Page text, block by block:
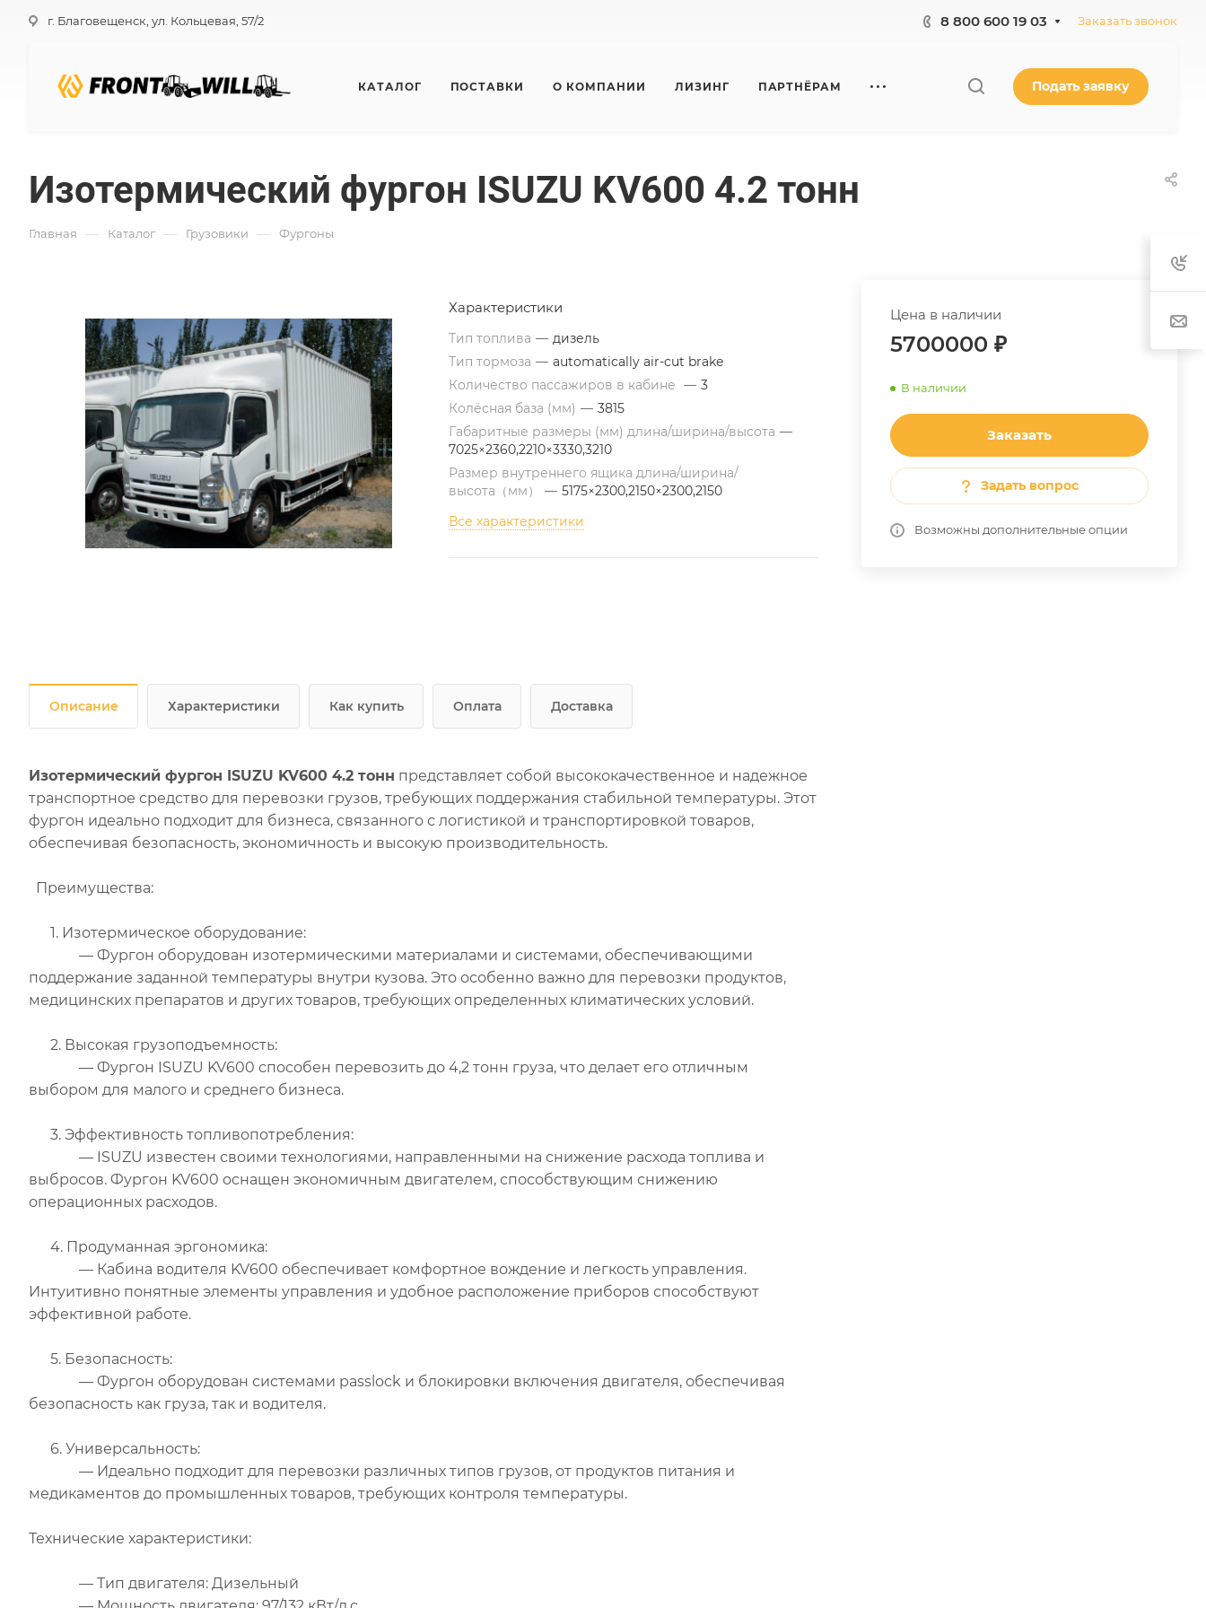
г. Благовещенск, ул. Кольцевая, 57/2 8 800 600 19 03 Заказать звонок
КАТАЛОГ ПОСТАВКИ О КОМПАНИИ ЛИЗИНГ ПАРТНЁРАМ Подать заявку
Изотермический фургон ISUZU KV600 4.2 тонн
Главная — Каталог — Грузовики — Фургоны
Цена в наличии
5700000 ₽
В наличии
Заказать
Задать вопрос
Возможны дополнительные опции
Характеристики
Тип топлива — дизель
Тип тормоза — automatically air-cut brake
Количество пассажиров в кабине — 3
Колёсная база (мм) — 3815
Габаритные размеры (мм) длина/ширина/высота —
7025×2360,2210×3330,3210
Размер внутреннего ящика длина/ширина/
высота（мм） — 5175×2300,2150×2300,2150
Все характеристики
Описание Характеристики Как купить Оплата Доставка
Изотермический фургон ISUZU KV600 4.2 тонн представляет собой высококачественное и надежное
транспортное средство для перевозки грузов, требующих поддержания стабильной температуры. Этот
фургон идеально подходит для бизнеса, связанного с логистикой и транспортировкой товаров,
обеспечивая безопасность, экономичность и высокую производительность.
Преимущества:
1. Изотермическое оборудование:
— Фургон оборудован изотермическими материалами и системами, обеспечивающими
поддержание заданной температуры внутри кузова. Это особенно важно для перевозки продуктов,
медицинских препаратов и других товаров, требующих определенных климатических условий.
2. Высокая грузоподъемность:
— Фургон ISUZU KV600 способен перевозить до 4,2 тонн груза, что делает его отличным
выбором для малого и среднего бизнеса.
3. Эффективность топливопотребления:
— ISUZU известен своими технологиями, направленными на снижение расхода топлива и
выбросов. Фургон KV600 оснащен экономичным двигателем, способствующим снижению
операционных расходов.
4. Продуманная эргономика:
— Кабина водителя KV600 обеспечивает комфортное вождение и легкость управления.
Интуитивно понятные элементы управления и удобное расположение приборов способствуют
эффективной работе.
5. Безопасность:
— Фургон оборудован системами passlock и блокировки включения двигателя, обеспечивая
безопасность как груза, так и водителя.
6. Универсальность:
— Идеально подходит для перевозки различных типов грузов, от продуктов питания и
медикаментов до промышленных товаров, требующих контроля температуры.
Технические характеристики:
— Тип двигателя: Дизельный